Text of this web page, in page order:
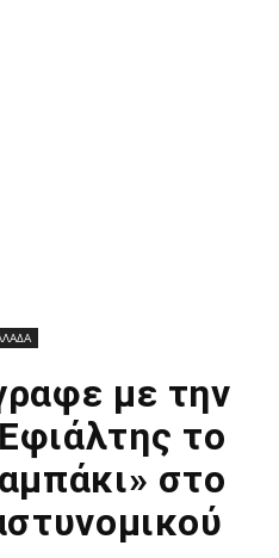
με την
το
στο